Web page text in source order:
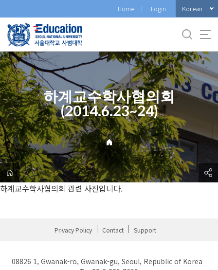
로
메
뉴
Home Login Korean
하계교수학사협의회
(2014.6.23~24)
하계교수학사협의회 관련 사진입니다.
Privacy Policy Contact Support
08826 1, Gwanak-ro, Gwanak-gu, Seoul, Republic of Korea